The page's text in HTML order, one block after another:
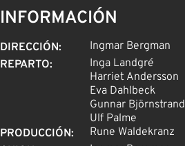
INFORMACIÓN
DIRECCIÓN:
Ingmar Bergman
REPARTO:
Inga Landgré
Harriet Andersson
Eva Dahlbeck
Gunnar Björnstrand
Ulf Palme
PRODUCCIÓN:
Rune Waldekranz